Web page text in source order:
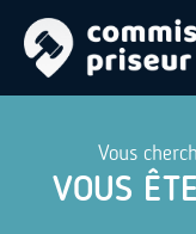
Vous
VOUS